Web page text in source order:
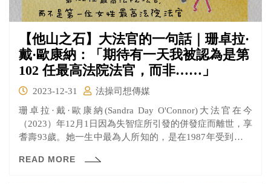
【他山之石】大法官的一句話｜珊卓拉·
戴·歐康納：「期待有一天我被認為是第
102 任最高法院法官，而非……」
2023-12-31
法操司想傳媒
珊卓拉·戴·歐康納(Sandra Day O'Connor)大法官在今
（2023）年12月1日因為失智症所引發的併發症而離世，享
耆壽93歲。她一生中最為人所知的，是在1987年受到時任
在許多議題，例如女性墮胎權或是打破種族藩籬等，扮演
READ MORE